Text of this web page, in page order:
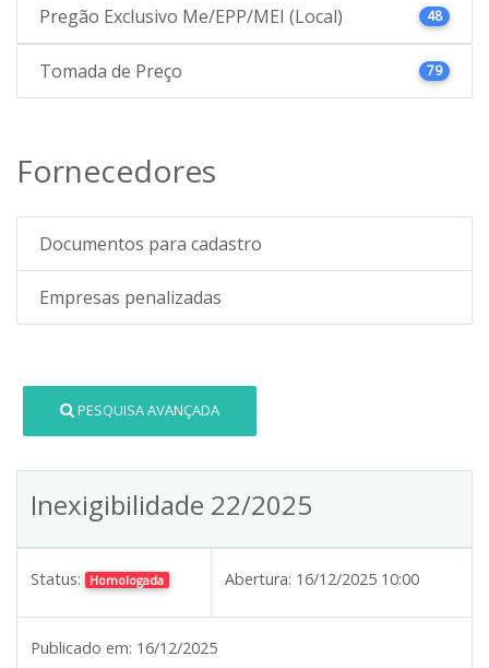
Pregão Exclusivo Me/EPP/MEI (Local) 48
Tomada de Preço 79
Fornecedores
Documentos para cadastro
Empresas penalizadas
PESQUISA AVANÇADA
Inexigibilidade 22/2025
Status: Homologada Abertura: 16/12/2025 10:00
Publicado em: 16/12/2025